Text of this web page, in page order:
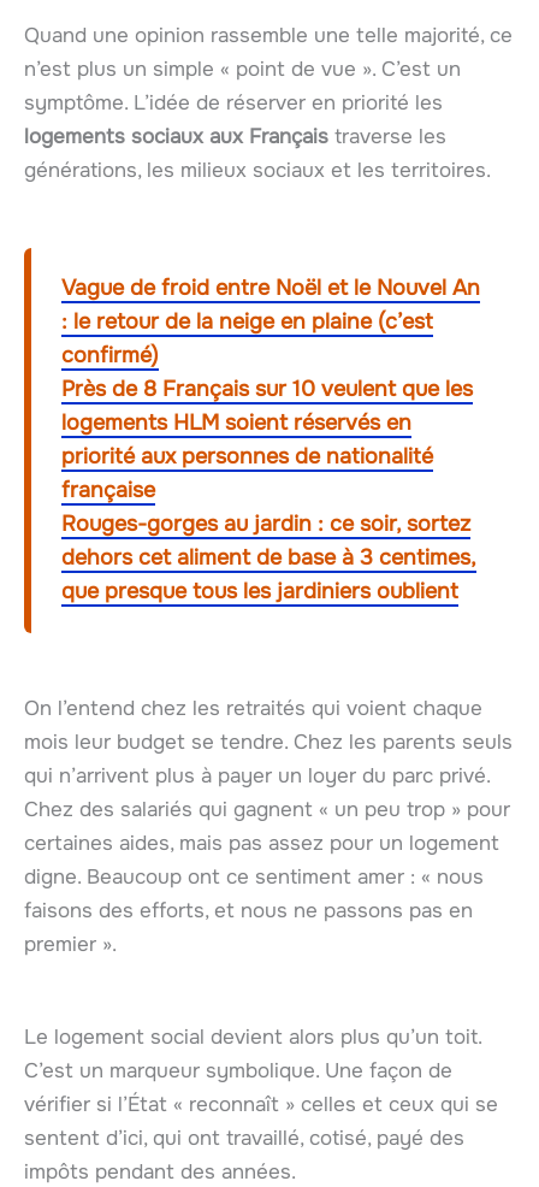
Quand une opinion rassemble une telle majorité, ce
n’est plus un simple « point de vue ». C’est un
symptôme. L’idée de réserver en priorité les
logements sociaux aux Français traverse les
générations, les milieux sociaux et les territoires.
Vague de froid entre Noël et le Nouvel An
: le retour de la neige en plaine (c’est
confirmé)
Près de 8 Français sur 10 veulent que les
logements HLM soient réservés en
priorité aux personnes de nationalité
française
Rouges-gorges au jardin : ce soir, sortez
dehors cet aliment de base à 3 centimes,
que presque tous les jardiniers oublient
On l’entend chez les retraités qui voient chaque
mois leur budget se tendre. Chez les parents seuls
qui n’arrivent plus à payer un loyer du parc privé.
Chez des salariés qui gagnent « un peu trop » pour
certaines aides, mais pas assez pour un logement
digne. Beaucoup ont ce sentiment amer : « nous
faisons des efforts, et nous ne passons pas en
premier ».
Le logement social devient alors plus qu’un toit.
C’est un marqueur symbolique. Une façon de
vérifier si l’État « reconnaît » celles et ceux qui se
sentent d’ici, qui ont travaillé, cotisé, payé des
impôts pendant des années.